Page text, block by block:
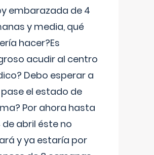
embarazada de 4
y media, qué
hacer?Es
acudir al centro
Debo esperar a
el estado de
Por ahora hasta
de abril éste no
y ya estaría por